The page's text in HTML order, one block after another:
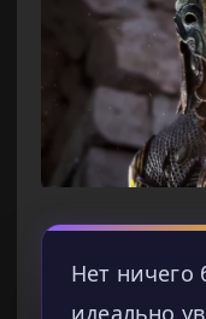
Нет ничего